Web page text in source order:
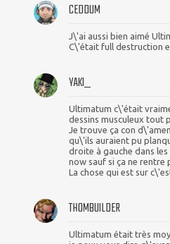
CEDDUM
J\'ai aussi bien aimé
C\'était full destruction
YAKI_
Ultimatum c\'était
dessins musculeux tout
Je trouve ça con
qu\'ils auraient pu
droite à gauche dans
now sauf si ça ne rentre
La chose qui est sur
THOMBUILDER
Ultimatum était très